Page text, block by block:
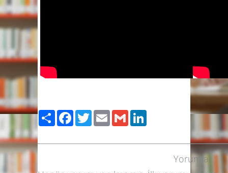
PaylaşFacebook
TwitterEmailGmail
Yorumlar